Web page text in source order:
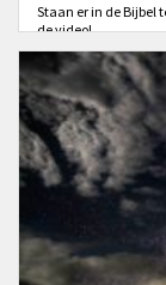
Staan er in de Bijbel
de video!